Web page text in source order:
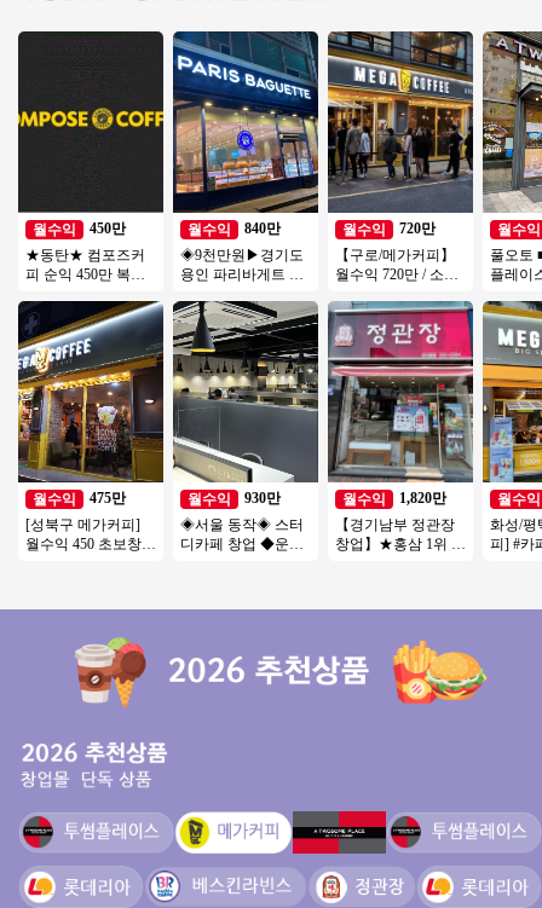
월수익
450만
★동탄★ 컴포즈커
피 순익 450만 복합
보창업/여성창업/소
자본창업
월수익
475만
[성북구 메가커피]
월수익 450 초보창
월수익
840만
◈9천만원▶경기도
용인 파리바게트 창
만↑고수익/풀오토
월수익
930만
◈서울 동작◈ 스터
디카페 창업 ◆운영
월수익
720만
【구로/메가커피】
월수익 720만 / 소자
/ 초보창업
월수익
1,820만
【경기남부 정관장
창업】★홍삼 1위 브
월수익
풀오토
플레이
거리＃
추천
월수익
화성/평
피] #카